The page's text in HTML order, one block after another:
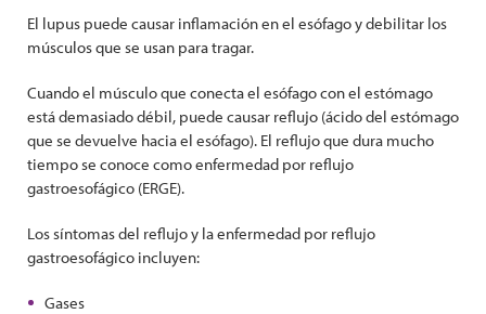
El lupus puede causar inflamación en el esófago y debilitar los
músculos que se usan para tragar.
Cuando el músculo que conecta el esófago con el estómago
está demasiado débil, puede causar reflujo (ácido del estómago
que se devuelve hacia el esófago). El reflujo que dura mucho
tiempo se conoce como enfermedad por reflujo
gastroesofágico (ERGE).
Los síntomas del reflujo y la enfermedad por reflujo
gastroesofágico incluyen:
Gases